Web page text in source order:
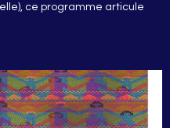
ce programme articule